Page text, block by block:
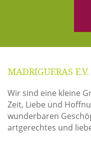
MADRIGUERAS E.V.
Wir sind eine kleine
Zeit, Liebe und
wunderbaren
artgerechtes und